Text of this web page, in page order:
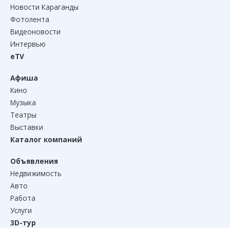
Новости Караганды
Фотолента
Видеоновости
Интервью
eTV
Афиша
Кино
Музыка
Театры
Выставки
Каталог компаний
Объявления
Недвижимость
Авто
Работа
Услуги
3D-тур